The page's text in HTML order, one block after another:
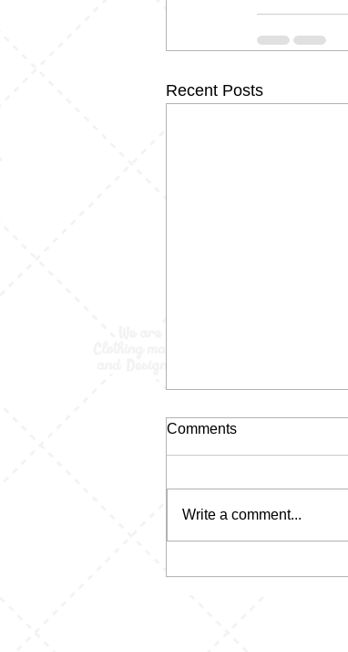
Recent Posts
Comments
Write a comment...